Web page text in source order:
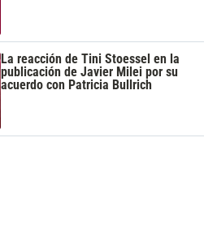
La reacción de Tini Stoessel en la
publicación de Javier Milei por su
acuerdo con Patricia Bullrich